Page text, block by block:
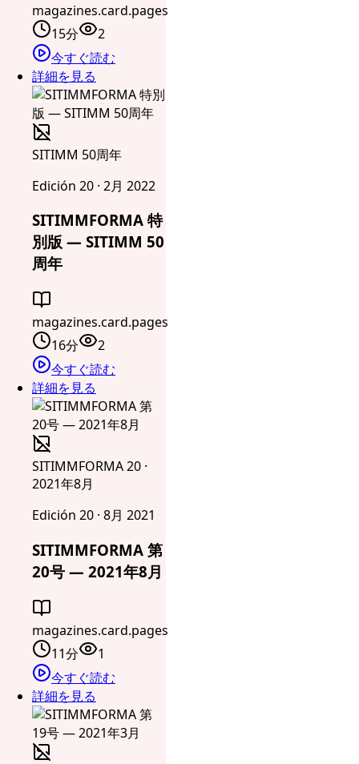
magazines.card.pages
15分
2
今すぐ読む
詳細を見る
SITIMM 50周年
Edición 20 · 2月 2022
SITIMMFORMA 特
別版 — SITIMM 50
周年
magazines.card.pages
16分
2
今すぐ読む
詳細を見る
SITIMMFORMA 20 ·
2021年8月
Edición 20 · 8月 2021
SITIMMFORMA 第
20号 — 2021年8月
magazines.card.pages
11分
1
今すぐ読む
詳細を見る